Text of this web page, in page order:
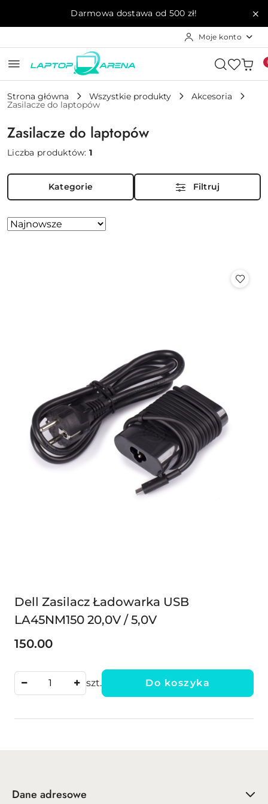
Przejdź do treści głównej
Przejdź do wyszukiwarki
Przejdź do moje konto
Przejdź do menu głównego
Przejdź do stopkiDarmowa dostawa od 500 zł!
Moje konto
Strona główna Wszystkie produkty Akcesoria
Zasilacze do laptopów
Zasilacze do laptopów
Liczba produktów:1
Kategorie Filtruj
Zastosowano
Sortuj
Dell Zasilacz Ładowarka USB
LA45NM150 20,0V / 5,0V
Cena:
150.00
szt. Do koszyka
Dane adresowe